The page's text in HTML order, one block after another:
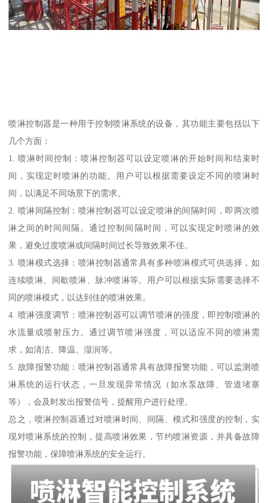
喷淋控制器是一种用于控制喷淋系统的设备，其功能主要包括以下
几个方面：
1. 喷淋时间控制：喷淋控制器可以设定喷淋的开始时间和结束时
间，实现定时喷淋的功能。用户可以根据需要设定不同的喷淋时
间，以满足不同场景下的需求。
2. 喷淋间隔控制：喷淋控制器可以设定喷淋的间隔时间，即两次喷
淋之间的时间间隔。通过控制间隔时间，可以实现定时喷淋的效
果，避免过度喷淋或间隔时间过长导致效果不佳。
3. 喷淋模式选择：喷淋控制器通常具有多种喷淋模式可供选择，如
连续喷淋、间歇喷淋、脉冲喷淋等。用户可以根据实际需要选择不
同的喷淋模式，以达到佳的喷淋效果。
4. 喷淋强度调节：喷淋控制器可以调节喷淋的强度，即控制喷淋的
水流量或喷射压力。通过调节喷淋强度，可以适应不同的喷淋需
求，如清洁、降温、湿润等。
5. 故障报警功能：喷淋控制器通常具有故障报警功能，可以监测喷
淋系统的运行状态，一旦发现异常情况（如水泵故障、管道堵塞
等），会及时发出报警信号，提醒用户进行处理。
总之，喷淋控制器通过对喷淋时间、间隔、模式和强度的控制，实
现对喷淋系统的控制，提高喷淋效果，节约喷淋资源，并具备故障
报警功能，保障喷淋系统的安全运行。